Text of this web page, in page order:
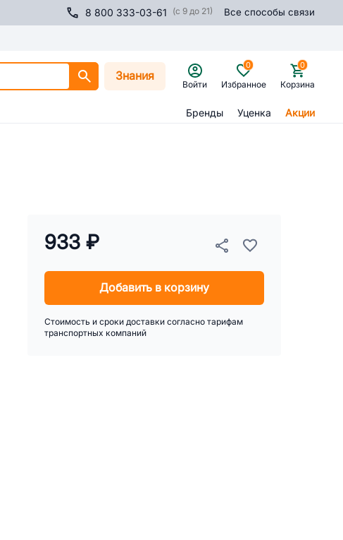
8 800 333-03-61 (с 9 до 21) Все способы связи
Знания
Войти Избранное
0
Корзина
0
Бренды Уценка Акции
933 ₽
Добавить в корзину
Стоимость и сроки доставки согласно тарифам
транспортных компаний